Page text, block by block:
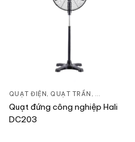
QUẠT ĐIỆN, QUẠT TRẦN , QUẠT ĐỨNG
Quạt đứng công nghiệp Hali
DC203